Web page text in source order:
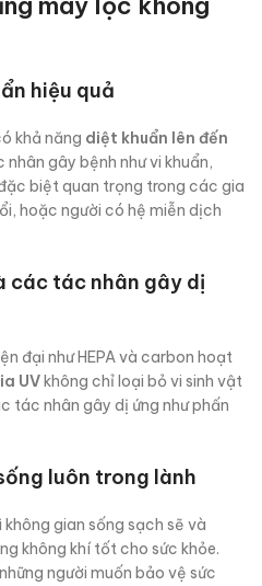
hiệu quả
khả năng diệt khuẩn lên đến
gây bệnh như vi khuẩn,
biệt quan trọng trong các gia
hoặc người có hệ miễn dịch
các tác nhân gây dị
đại như HEPA và carbon hoạt
UVkhông chỉ loại bỏ vi sinh vật
tác nhân gây dị ứng như phấn
luôn trong lành
gian sống sạch sẽ và
không khí tốt cho sức khỏe.
người muốn bảo vệ sức